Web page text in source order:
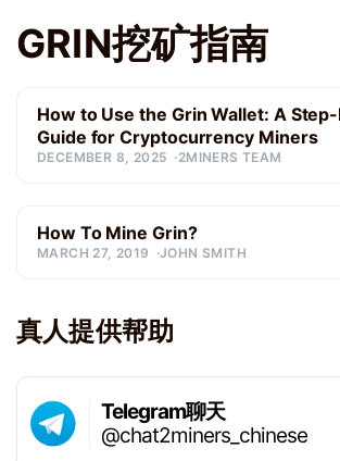
GRIN挖矿指南
How to Use the Grin Wallet: A
Guide for Cryptocurrency Miners
DECEMBER 8, 2025 2MINERS TEAM
How To Mine Grin?
MARCH 27, 2019 JOHN SMITH
真人提供帮助
Telegram聊天
@chat2miners_chinese